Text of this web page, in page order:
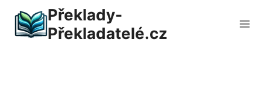
obsah
Překlady-
Překladatelé.cz